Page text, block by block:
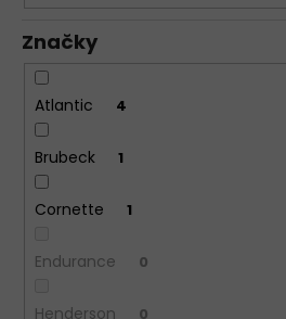
Značky
Atlantic 4
Brubeck 1
Cornette 1
Endurance 0
Henderson 0